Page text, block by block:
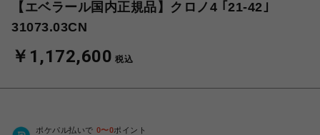
【エベラール国内正規品】クロノ4 ｢21-42｣
31073.03CN
￥1,172,600 税込
ポケパル払いで 0〜0ポイント